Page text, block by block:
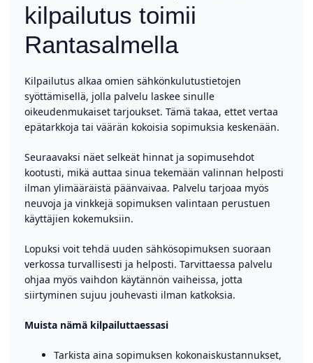
kilpailutus toimii
Rantasalmella
Kilpailutus alkaa omien sähkönkulutustietojen
syöttämisellä, jolla palvelu laskee sinulle
oikeudenmukaiset tarjoukset. Tämä takaa, ettet vertaa
epätarkkoja tai väärän kokoisia sopimuksia keskenään.
Seuraavaksi näet selkeät hinnat ja sopimusehdot
kootusti, mikä auttaa sinua tekemään valinnan helposti
ilman ylimääräistä päänvaivaa. Palvelu tarjoaa myös
neuvoja ja vinkkejä sopimuksen valintaan perustuen
käyttäjien kokemuksiin.
Lopuksi voit tehdä uuden sähkösopimuksen suoraan
verkossa turvallisesti ja helposti. Tarvittaessa palvelu
ohjaa myös vaihdon käytännön vaiheissa, jotta
siirtyminen sujuu jouhevasti ilman katkoksia.
Muista nämä kilpailuttaessasi
Tarkista aina sopimuksen kokonaiskustannukset,